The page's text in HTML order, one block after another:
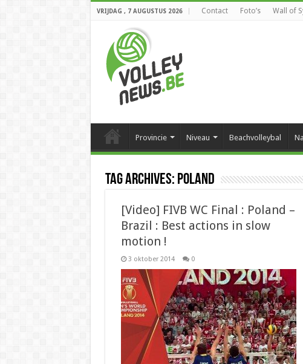
VRIJDAG , 7 AUGUSTUS 2026 Contact Foto’s Wall of
Provincie Niveau Beachvolleybal
Tag Archives: poland
[Video] FIVB WC Final : Poland –
Brazil : Best actions in slow
motion !
3 oktober 2014 0